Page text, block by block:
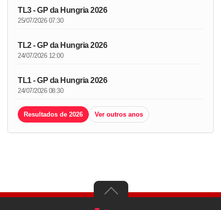
TL3 - GP da Hungria 2026
25/07/2026 07:30
TL2 - GP da Hungria 2026
24/07/2026 12:00
TL1 - GP da Hungria 2026
24/07/2026 08:30
Resultados de 2026 Ver outros anos